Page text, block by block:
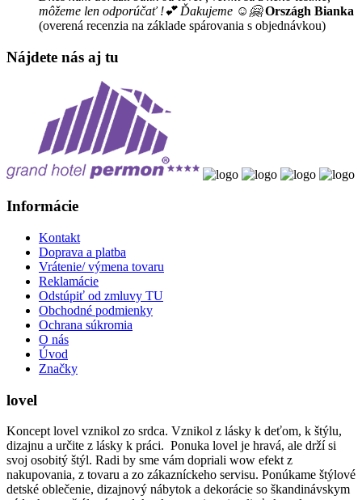
môžeme len odporúčať !💕 Ďakujeme ☺️🤗 Országh Bianka
(overená recenzia na základe spárovania s objednávkou)
Nájdete nás aj tu
Informácie
Kontakt
Doprava a platba
Vrátenie/ výmena tovaru
Reklamácie
Odstúpiť od zmluvy TU
Obchodné podmienky
Ochrana súkromia
O nás
Úvod
Značky
lovel
Koncept lovel vznikol zo srdca. Vznikol z lásky k deťom, k štýlu,
dizajnu a určite z lásky k práci. Ponuka lovel je hravá, ale drží si
svoj osobitý štýl. Radi by sme vám dopriali wow efekt z
nakupovania, z tovaru a zo zákazníckeho servisu. Ponúkame štýlové
detské oblečenie, dizajnový nábytok a dekorácie so škandinávskym